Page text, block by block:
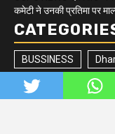
कमेटी ने उनकी प्रतिमा पर
BUSSINESS
Jharkhand/Bihar